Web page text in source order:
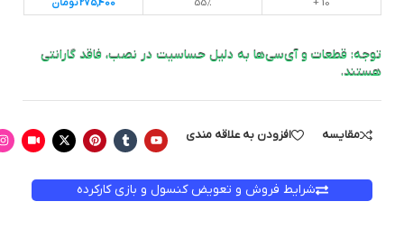
توجه: قطعات و آی‌سی‌ها به دلیل حساسیت در نصب، فاقد گارانتی
هستند.
مقایسه افزودن به علاقه مندی
شرایط فروش و تعویض کنسول و بازی کارکرده